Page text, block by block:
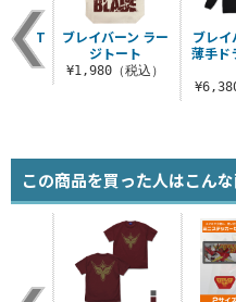
ブレイ
薄手ド
ロゴ T
込）
ブレイバーン ラー
ジトート
¥1,980（税込）
この商品を買った人はこん